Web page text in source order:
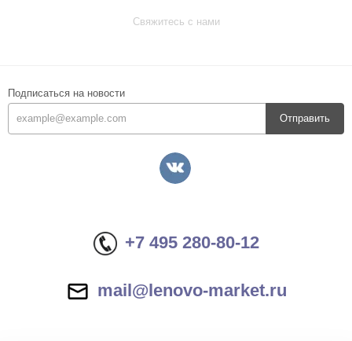
Свяжитесь с нами
Подписаться на новости
Отправить
+7 495 280-80-12
mail@lenovo-market.ru